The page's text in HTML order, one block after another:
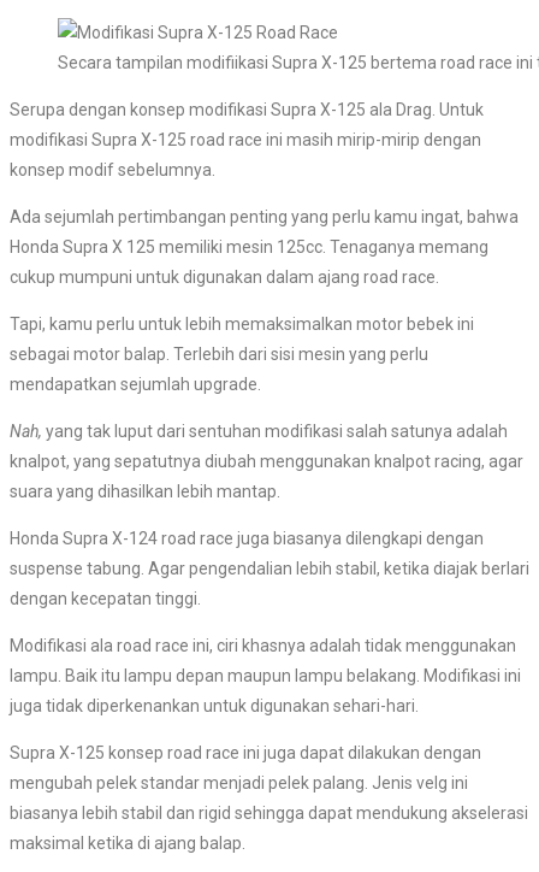
Secara tampilan modifiikasi Supra X-125 bertema road race
Serupa dengan konsep modifikasi Supra X-125 ala Drag. Untuk
modifikasi Supra X-125 road race ini masih mirip-mirip dengan
konsep modif sebelumnya.
Ada sejumlah pertimbangan penting yang perlu kamu ingat, bahwa
Honda Supra X 125 memiliki mesin 125cc. Tenaganya memang
cukup mumpuni untuk digunakan dalam ajang road race.
Tapi, kamu perlu untuk lebih memaksimalkan motor bebek ini
sebagai motor balap. Terlebih dari sisi mesin yang perlu
mendapatkan sejumlah upgrade.
Nah, yang tak luput dari sentuhan modifikasi salah satunya adalah
knalpot, yang sepatutnya diubah menggunakan knalpot racing, agar
suara yang dihasilkan lebih mantap.
Honda Supra X-124 road race juga biasanya dilengkapi dengan
suspense tabung. Agar pengendalian lebih stabil, ketika diajak berlari
dengan kecepatan tinggi.
Modifikasi ala road race ini, ciri khasnya adalah tidak menggunakan
lampu. Baik itu lampu depan maupun lampu belakang. Modifikasi ini
juga tidak diperkenankan untuk digunakan sehari-hari.
Supra X-125 konsep road race ini juga dapat dilakukan dengan
mengubah pelek standar menjadi pelek palang. Jenis velg ini
biasanya lebih stabil dan rigid sehingga dapat mendukung akselerasi
maksimal ketika di ajang balap.